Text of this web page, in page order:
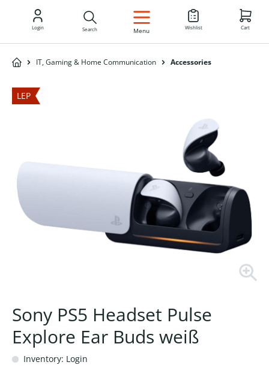
EN
Login Search Menu Wishlist Cart
IT, Gaming & Home Communication Accessories
LEP
Sony PS5 Headset Pulse
Explore Ear Buds weiß
Inventory: Login